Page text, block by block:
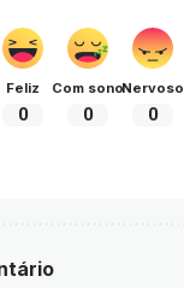
Feliz
0
Com sono
0
Nervoso
0